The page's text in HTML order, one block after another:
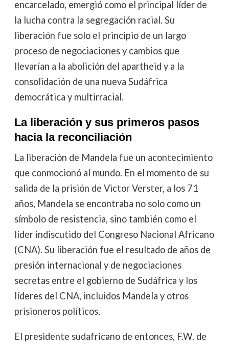
encarcelado, emergió como el principal líder de
la lucha contra la segregación racial. Su
liberación fue solo el principio de un largo
proceso de negociaciones y cambios que
llevarían a la abolición del apartheid y a la
consolidación de una nueva Sudáfrica
democrática y multirracial.
La liberación y sus primeros pasos
hacia la reconciliación
La liberación de Mandela fue un acontecimiento
que conmocionó al mundo. En el momento de su
salida de la prisión de Victor Verster, a los 71
años, Mandela se encontraba no solo como un
símbolo de resistencia, sino también como el
líder indiscutido del Congreso Nacional Africano
(CNA). Su liberación fue el resultado de años de
presión internacional y de negociaciones
secretas entre el gobierno de Sudáfrica y los
líderes del CNA, incluidos Mandela y otros
prisioneros políticos.
El presidente sudafricano de entonces, F.W. de